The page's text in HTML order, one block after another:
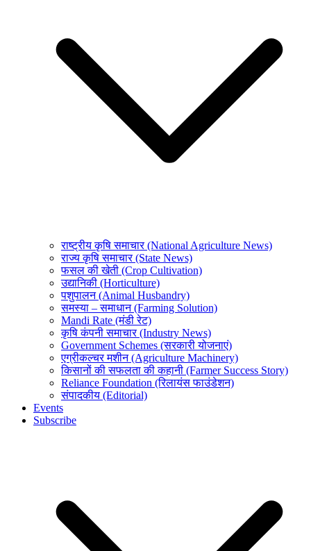
राष्ट्रीय कृषि समाचार (National Agriculture News)
राज्य कृषि समाचार (State News)
फसल की खेती (Crop Cultivation)
उद्यानिकी (Horticulture)
पशुपालन (Animal Husbandry)
समस्या – समाधान (Farming Solution)
Mandi Rate (मंडी रेट)
कृषि कंपनी समाचार (Industry News)
Government Schemes (सरकारी योजनाएं)
एग्रीकल्चर मशीन (Agriculture Machinery)
किसानों की सफलता की कहानी (Farmer Success Story)
Reliance Foundation (रिलायंस फाउंडेशन)
संपादकीय (Editorial)
Events
Subscribe